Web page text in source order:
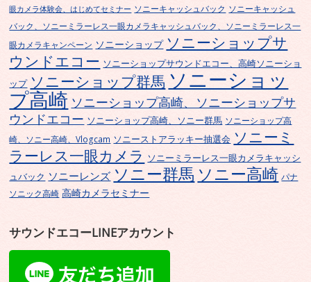
眼カメラ体験会、はじめてセミナー ソニーキャッシュバック ソニーキャッシュ
バック、ソニーミラーレス一眼カメラキャッシュバック、ソニーミラーレス一
眼カメラキャンペーン ソニーショップ ソニーショップサ
ウンドエコー ソニーショップサウンドエコー、高崎ソニーショ
ップ ソニーショップ群馬 ソニーショッ
プ高崎 ソニーショップ高崎、ソニーショップサ
ウンドエコー ソニーショップ高崎、ソニー群馬 ソニーショップ高
崎、ソニー高崎、Vlogcam ソニーストアラッキー抽選会 ソニーミ
ラーレス一眼カメラ ソニーミラーレス一眼カメラキャッシ
ュバック ソニーレンズ ソニー群馬 ソニー高崎 パナ
ソニック高崎 高崎カメラセミナー
サウンドエコーLINEアカウント